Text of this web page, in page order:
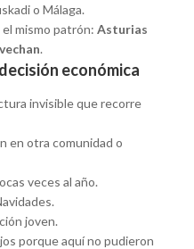
o Málaga.
mismo patrón: Asturias
.
económica
invisible que recorre
en otra comunidad o
veces al año.
joven.
porque aquí no pudieron